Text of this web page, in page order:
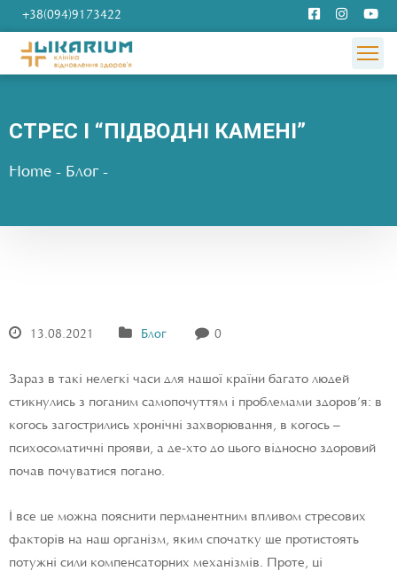
+38(094)9173422
СТРЕС І “ПІДВОДНІ КАМЕНІ”
Home - Блог -
13.08.2021 Блог 0
Зараз в такі нелегкі часи для нашої країни багато людей
стикнулись з поганим самопочуттям і проблемами здоров’я: в
когось загострились хронічні захворювання, в когось –
психосоматичні прояви, а де-хто до цього відносно здоровий
почав почуватися погано.
І все це можна пояснити перманентним впливом стресових
факторів на наш організм, яким спочатку ще протистоять
потужні сили компенсаторних механізмів. Проте, ці